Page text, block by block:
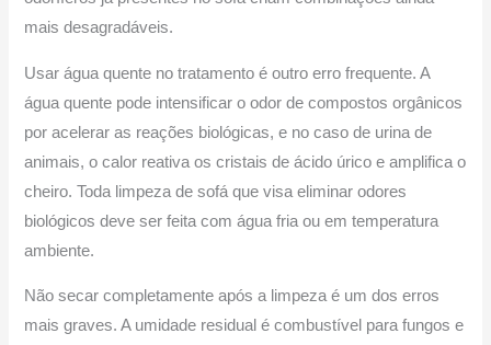
mais desagradáveis.
Usar água quente no tratamento é outro erro frequente. A
água quente pode intensificar o odor de compostos orgânicos
por acelerar as reações biológicas, e no caso de urina de
animais, o calor reativa os cristais de ácido úrico e amplifica o
cheiro. Toda limpeza de sofá que visa eliminar odores
biológicos deve ser feita com água fria ou em temperatura
ambiente.
Não secar completamente após a limpeza é um dos erros
mais graves. A umidade residual é combustível para fungos e